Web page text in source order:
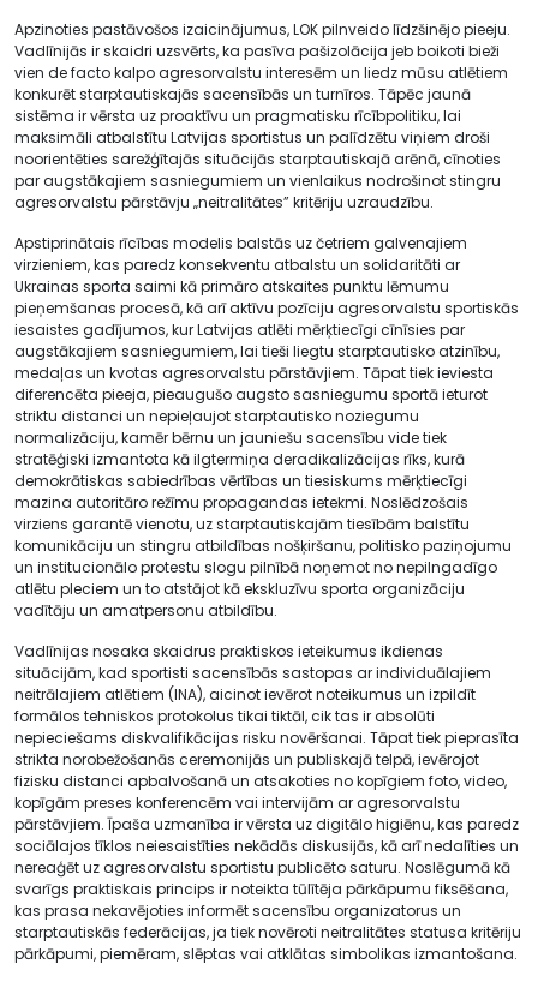
Apzinoties pastāvošos izaicinājumus, LOK pilnveido līdzšinējo pieeju.
Vadlīnijās ir skaidri uzsvērts, ka pasīva pašizolācija jeb boikoti bieži
vien de facto kalpo agresorvalstu interesēm un liedz mūsu atlētiem
konkurēt starptautiskajās sacensībās un turnīros. Tāpēc jaunā
sistēma ir vērsta uz proaktīvu un pragmatisku rīcībpolitiku, lai
maksimāli atbalstītu Latvijas sportistus un palīdzētu viņiem droši
noorientēties sarežģītajās situācijās starptautiskajā arēnā, cīnoties
par augstākajiem sasniegumiem un vienlaikus nodrošinot stingru
agresorvalstu pārstāvju „neitralitātes” kritēriju uzraudzību.
Apstiprinātais rīcības modelis balstās uz četriem galvenajiem
virzieniem, kas paredz konsekventu atbalstu un solidaritāti ar
Ukrainas sporta saimi kā primāro atskaites punktu lēmumu
pieņemšanas procesā, kā arī aktīvu pozīciju agresorvalstu sportiskās
iesaistes gadījumos, kur Latvijas atlēti mērķtiecīgi cīnīsies par
augstākajiem sasniegumiem, lai tieši liegtu starptautisko atzinību,
medaļas un kvotas agresorvalstu pārstāvjiem. Tāpat tiek ieviesta
diferencēta pieeja, pieaugušo augsto sasniegumu sportā ieturot
striktu distanci un nepieļaujot starptautisko noziegumu
normalizāciju, kamēr bērnu un jauniešu sacensību vide tiek
stratēģiski izmantota kā ilgtermiņa deradikalizācijas rīks, kurā
demokrātiskas sabiedrības vērtības un tiesiskums mērķtiecīgi
mazina autoritāro režīmu propagandas ietekmi. Noslēdzošais
virziens garantē vienotu, uz starptautiskajām tiesībām balstītu
komunikāciju un stingru atbildības nošķiršanu, politisko paziņojumu
un institucionālo protestu slogu pilnībā noņemot no nepilngadīgo
atlētu pleciem un to atstājot kā ekskluzīvu sporta organizāciju
vadītāju un amatpersonu atbildību.
Vadlīnijas nosaka skaidrus praktiskos ieteikumus ikdienas
situācijām, kad sportisti sacensībās sastopas ar individuālajiem
neitrālajiem atlētiem (INA), aicinot ievērot noteikumus un izpildīt
formālos tehniskos protokolus tikai tiktāl, cik tas ir absolūti
nepieciešams diskvalifikācijas risku novēršanai. Tāpat tiek pieprasīta
strikta norobežošanās ceremonijās un publiskajā telpā, ievērojot
fizisku distanci apbalvošanā un atsakoties no kopīgiem foto, video,
kopīgām preses konferencēm vai intervijām ar agresorvalstu
pārstāvjiem. Īpaša uzmanība ir vērsta uz digitālo higiēnu, kas paredz
sociālajos tīklos neiesaistīties nekādās diskusijās, kā arī nedalīties un
nereaģēt uz agresorvalstu sportistu publicēto saturu. Noslēgumā kā
svarīgs praktiskais princips ir noteikta tūlītēja pārkāpumu fiksēšana,
kas prasa nekavējoties informēt sacensību organizatorus un
starptautiskās federācijas, ja tiek novēroti neitralitātes statusa kritēriju
pārkāpumi, piemēram, slēptas vai atklātas simbolikas izmantošana.